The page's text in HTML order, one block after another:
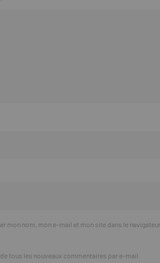
mon nom, mon e-mail et mon site dans le
tous les nouveaux commentaires par e-mail.